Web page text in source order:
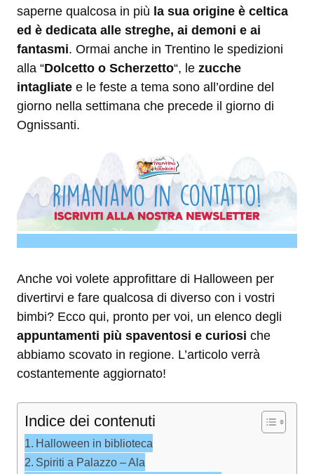
saperne qualcosa in più la sua origine è celtica
ed è dedicata alle streghe, ai demoni e ai
fantasmi. Ormai anche in Trentino le spedizioni
alla “Dolcetto o Scherzetto“, le zucche
intagliate e le feste a tema sono all’ordine del
giorno nella settimana che precede il giorno di
Ognissanti.
Anche voi volete approfittare di Halloween per
divertirvi e fare qualcosa di diverso con i vostri
bimbi? Ecco qui, pronto per voi, un elenco degli
appuntamenti più spaventosi e curiosi che
abbiamo scovato in regione. L’articolo verrà
costantemente aggiornato!
Indice dei contenuti
Halloween in biblioteca
Spiriti a Palazzo – Ala